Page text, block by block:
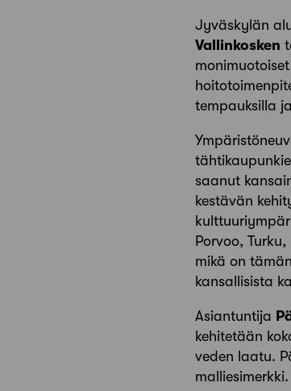
Jyväskylän
Vallinkosken
tempauksilla
saanut
kestävän
Porvoo,
mikä on
kansallisista
Asiantuntija
kehitetään
veden laatu.